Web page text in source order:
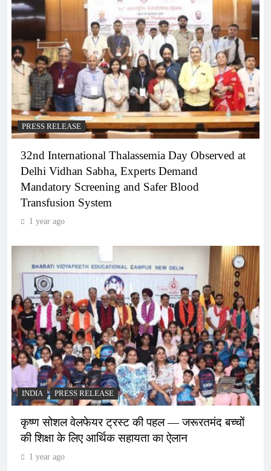
PRESS RELEASE
32nd International Thalassemia Day Observed at
Delhi Vidhan Sabha, Experts Demand
Mandatory Screening and Safer Blood
Transfusion System
1 year ago
INDIA PRESS RELEASE
कृष्ण सोशल वेलफेयर ट्रस्ट की पहल — जरूरतमंद बच्चों
की शिक्षा के लिए आर्थिक सहायता का ऐलान
1 year ago